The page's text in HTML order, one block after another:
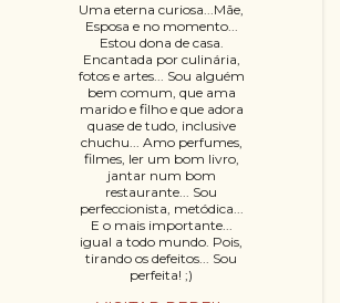
Uma eterna curiosa...Mãe,
Esposa e no momento...
Estou dona de casa.
Encantada por culinária,
fotos e artes... Sou alguém
bem comum, que ama
marido e filho e que adora
quase de tudo, inclusive
chuchu... Amo perfumes,
filmes, ler um bom livro,
jantar num bom
restaurante... Sou
perfeccionista, metódica...
E o mais importante...
igual a todo mundo. Pois,
tirando os defeitos... Sou
perfeita! ;)